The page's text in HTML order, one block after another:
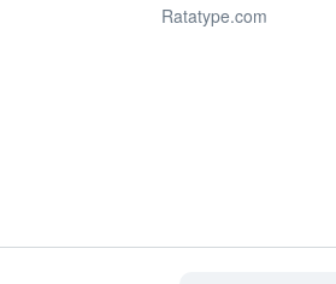
Ratatype.com